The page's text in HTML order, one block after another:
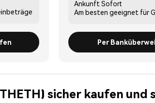
Ankunft Sofort
Am besten geeignet für
Per
sicher kaufen und